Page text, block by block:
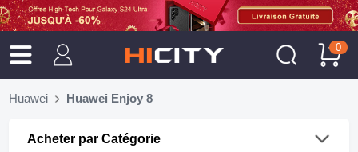
0
Huawei Huawei Enjoy 8
Acheter par Catégorie